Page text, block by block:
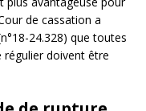
de cassation a
24.328) que toutes
doivent être